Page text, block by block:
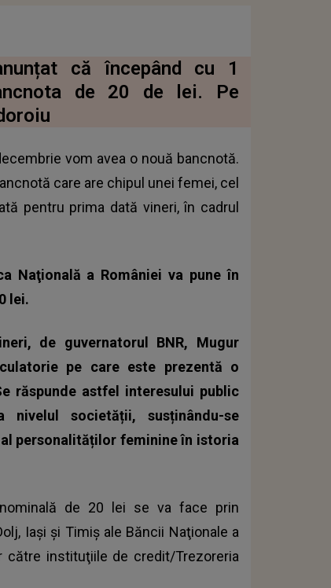
că începând cu 1
de 20 de lei. Pe
vom avea o nouă bancnotă.
care are chipul unei femei, cel
pentru prima dată vineri, în cadrul
Naţională a României va pune în
lei.
de guvernatorul BNR, Mugur
pe care este prezentă o
răspunde astfel interesului public
societății, susținându-se
personalităților feminine în istoria
de 20 lei se va face prin
Iaşi şi Timiş ale Băncii Naţionale a
către instituţiile de credit/Trezoreria